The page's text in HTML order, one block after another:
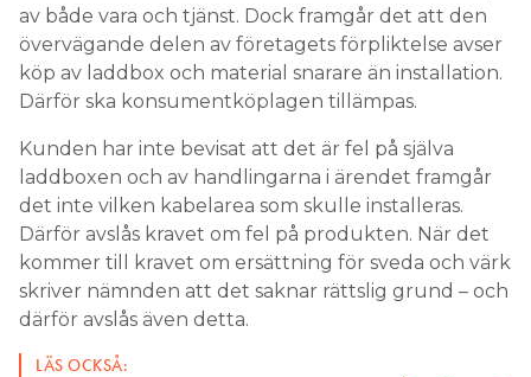
av både vara och tjänst. Dock framgår det att den
övervägande delen av företagets förpliktelse avser
köp av laddbox och material snarare än installation.
Därför ska konsumentköplagen tillämpas.
Kunden har inte bevisat att det är fel på själva
laddboxen och av handlingarna i ärendet framgår
det inte vilken kabelarea som skulle installeras.
Därför avslås kravet om fel på produkten. När det
kommer till kravet om ersättning för sveda och värk
skriver nämnden att det saknar rättslig grund – och
därför avslås även detta.
LÄS OCKSÅ: